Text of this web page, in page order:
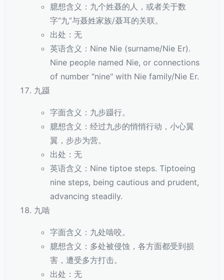
臆想含义：九个姓聂的人，或者关于数
字“九”与聂姓家族/聂耳的关联。
出处：无
英语含义：Nine Nie (surname/Nie Er).
Nine people named Nie, or connections
of number "nine" with Nie family/Nie Er.
九蹑
字面含义：九步蹑行。
臆想含义：经过九步的悄悄行动，小心翼
翼，步步为营。
出处：无
英语含义：Nine tiptoe steps. Tiptoeing
nine steps, being cautious and prudent,
advancing steadily.
九啮
字面含义：九处啮咬。
臆想含义：多处被侵蚀，各方面都受到损
害，遭受多方打击。
出处：无